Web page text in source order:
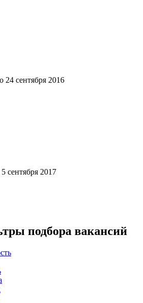
24 сентября 2016
5 сентября 2017
подбора вакансий